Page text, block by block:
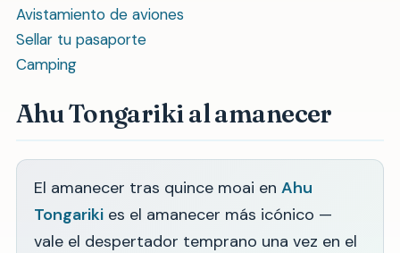
Avistamiento de aviones
Sellar tu pasaporte
Camping
Ahu Tongariki al amanecer
El amanecer tras quince moai enAhu
Tongariki es el amanecer más icónico —
vale el despertador temprano una vez en el